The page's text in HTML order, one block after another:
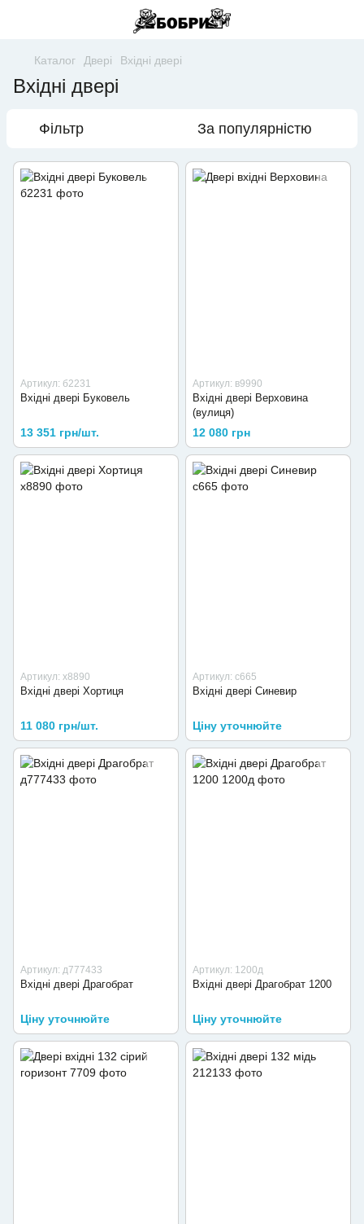
Каталог Двері Вхідні двері
Вхідні двері
Фільтр За популярністю
Артикул: б2231
Вхідні двері Буковель
13 351 грн/шт.
Артикул: в9990
Вхідні двері Верховина
(вулиця)
12 080 грн
Артикул: х8890
Вхідні двері Хортиця
11 080 грн/шт.
Артикул: с665
Вхідні двері Синевир
Ціну уточнюйте
Артикул: д777433
Вхідні двері Драгобрат
Ціну уточнюйте
Артикул: 1200д
Вхідні двері Драгобрат 1200
Ціну уточнюйте